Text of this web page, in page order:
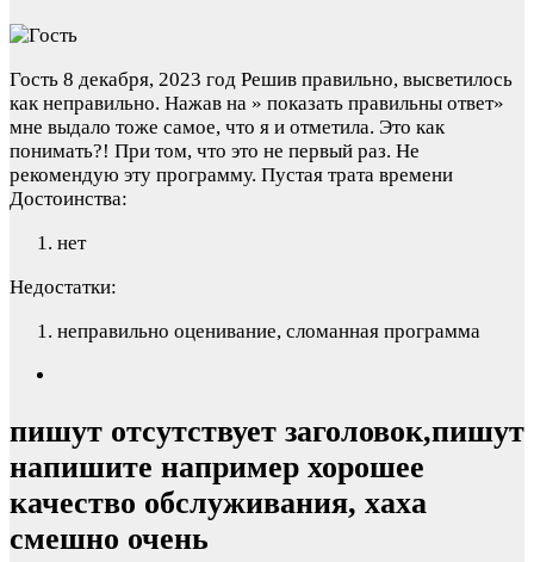
Гость 8 декабря, 2023 год Решив правильно, высветилось
как неправильно. Нажав на » показать правильны ответ»
мне выдало тоже самое, что я и отметила. Это как
понимать?! При том, что это не первый раз. Не
рекомендую эту программу. Пустая трата времени
Достоинства:
нет
Недостатки:
неправильно оценивание, сломанная программа
пишут отсутствует заголовок,пишут
напишите например хорошее
качество обслуживания, хаха
смешно очень